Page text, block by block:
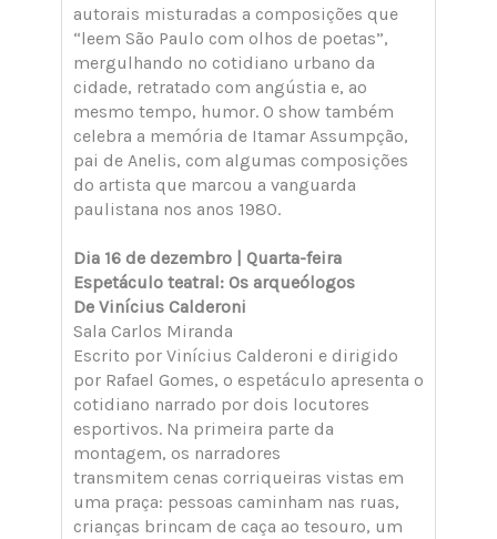
autorais misturadas a composições que
“leem São Paulo com olhos de poetas”,
mergulhando no cotidiano urbano da
cidade, retratado com angústia e, ao
mesmo tempo, humor. O show também
celebra a memória de Itamar Assumpção,
pai de Anelis, com algumas composições
do artista que marcou a vanguarda
paulistana nos anos 1980.
Dia 16 de dezembro | Quarta-feira
Espetáculo teatral: Os arqueólogos
De Vinícius Calderoni
Sala Carlos Miranda
Escrito por Vinícius Calderoni e dirigido
por Rafael Gomes, o espetáculo apresenta o
cotidiano narrado por dois locutores
esportivos. Na primeira parte da
montagem, os narradores
transmitem cenas corriqueiras vistas em
uma praça: pessoas caminham nas ruas,
crianças brincam de caça ao tesouro, um